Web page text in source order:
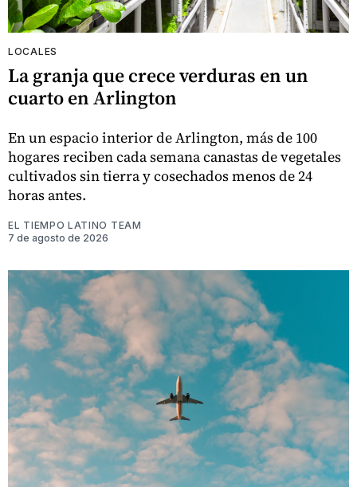
LOCALES
La granja que crece verduras en un
cuarto en Arlington
En un espacio interior de Arlington, más de 100
hogares reciben cada semana canastas de vegetales
cultivados sin tierra y cosechados menos de 24
horas antes.
EL TIEMPO LATINO TEAM
7 de agosto de 2026